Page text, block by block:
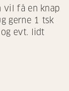
vil få en knap
gerne 1 tsk
evt. lidt